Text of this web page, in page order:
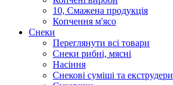
10, Смажена продукція
Копчення м'ясо
Снеки
Переглянути всі товари
Снеки рибні, мясні
Насіння
Снекові суміші та екструдери